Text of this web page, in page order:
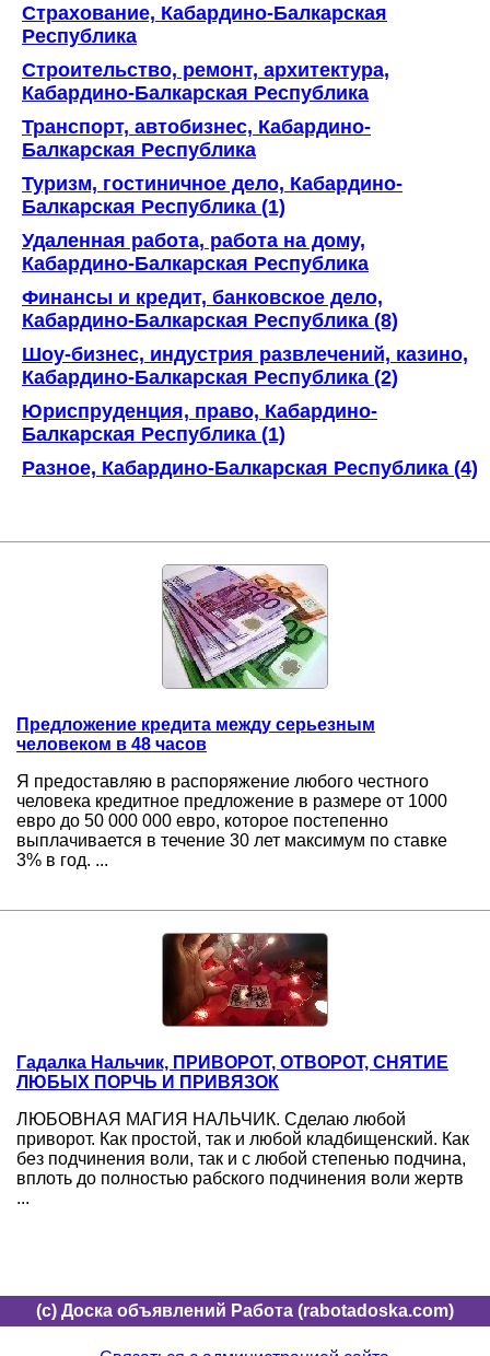
Страхование, Кабардино-Балкарская
Республика
Строительство, ремонт, архитектура,
Кабардино-Балкарская Республика
Транспорт, автобизнес, Кабардино-
Балкарская Республика
Туризм, гостиничное дело, Кабардино-
Балкарская Республика (1)
Удаленная работа, работа на дому,
Кабардино-Балкарская Республика
Финансы и кредит, банковское дело,
Кабардино-Балкарская Республика (8)
Шоу-бизнес, индустрия развлечений, казино,
Кабардино-Балкарская Республика (2)
Юриспруденция, право, Кабардино-
Балкарская Республика (1)
Разное, Кабардино-Балкарская Республика (4)
Предложение кредита между серьезным
человеком в 48 часов
Я предоставляю в распоряжение любого честного
человека кредитное предложение в размере от 1000
евро до 50 000 000 евро, которое постепенно
выплачивается в течение 30 лет максимум по ставке
3% в год. ...
Гадалка Нальчик, ПРИВОРОТ, ОТВОРОТ, СНЯТИЕ
ЛЮБЫХ ПОРЧЬ И ПРИВЯЗОК
ЛЮБОВНАЯ МАГИЯ НАЛЬЧИК. Сделаю любой
приворот. Как простой, так и любой кладбищенский. Как
без подчинения воли, так и с любой степенью подчина,
вплоть до полностью рабского подчинения воли жертв
...
(c) Доска объявлений Работа (rabotadoska.com)